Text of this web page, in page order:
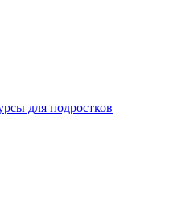
для подростков